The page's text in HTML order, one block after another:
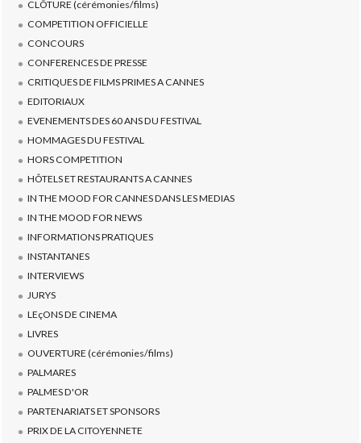
CLÔTURE (cérémonies/films)
COMPETITION OFFICIELLE
CONCOURS
CONFERENCES DE PRESSE
CRITIQUES DE FILMS PRIMES A CANNES
EDITORIAUX
EVENEMENTS DES 60 ANS DU FESTIVAL
HOMMAGES DU FESTIVAL
HORS COMPETITION
HÔTELS ET RESTAURANTS A CANNES
IN THE MOOD FOR CANNES DANS LES MEDIAS
IN THE MOOD FOR NEWS
INFORMATIONS PRATIQUES
INSTANTANES
INTERVIEWS
JURYS
LEçONS DE CINEMA
LIVRES
OUVERTURE (cérémonies/films)
PALMARES
PALMES D'OR
PARTENARIATS ET SPONSORS
PRIX DE LA CITOYENNETE